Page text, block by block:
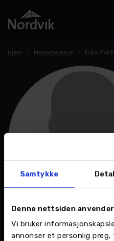
Samtykke
Denne nettsiden
Vi bruker
annonser et personlig preg,
Hjem Medarbeidere Eriks
Eriks Zvirbulis